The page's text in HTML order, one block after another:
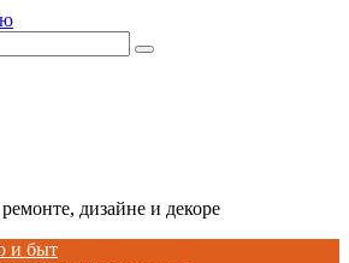
дизайне и декоре
и быт